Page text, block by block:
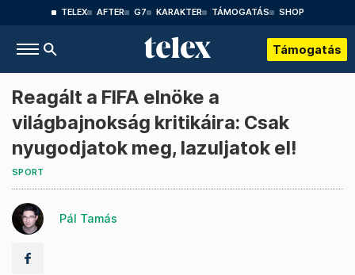
TELEX AFTER G7 KARAKTER TÁMOGATÁS SHOP
Támogatás
Reagált a FIFA elnöke a
világbajnokság kritikáira: Csak
nyugodjatok meg, lazuljatok el!
SPORT
Pál Tamás